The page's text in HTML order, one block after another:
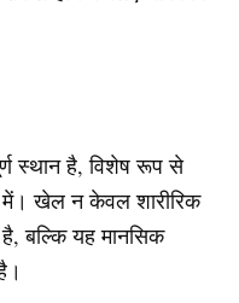
स्थान है, विशेष रूप से
में। खेल न केवल शारीरिक
बल्कि यह मानसिक